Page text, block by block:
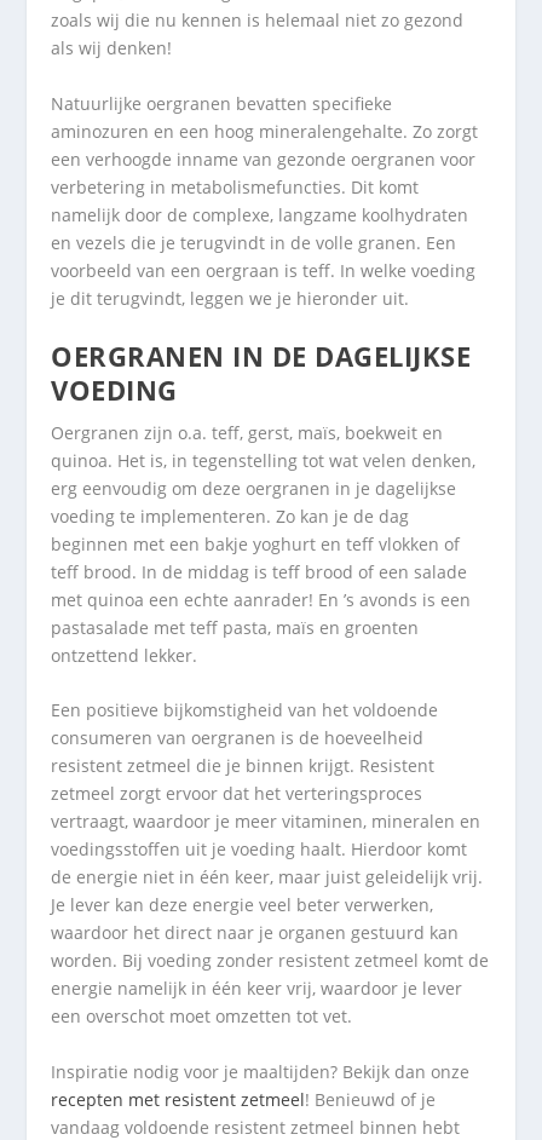
zoals wij die nu kennen is helemaal niet zo gezond
als wij denken!
Natuurlijke oergranen bevatten specifieke
aminozuren en een hoog mineralengehalte. Zo zorgt
een verhoogde inname van gezonde oergranen voor
verbetering in metabolismefuncties. Dit komt
namelijk door de complexe, langzame koolhydraten
en vezels die je terugvindt in de volle granen. Een
voorbeeld van een oergraan is teff. In welke voeding
je dit terugvindt, leggen we je hieronder uit.
OERGRANEN IN DE DAGELIJKSE
VOEDING
Oergranen zijn o.a. teff, gerst, maïs, boekweit en
quinoa. Het is, in tegenstelling tot wat velen denken,
erg eenvoudig om deze oergranen in je dagelijkse
voeding te implementeren. Zo kan je de dag
beginnen met een bakje yoghurt en teff vlokken of
teff brood. In de middag is teff brood of een salade
met quinoa een echte aanrader! En ’s avonds is een
pastasalade met teff pasta, maïs en groenten
ontzettend lekker.
Een positieve bijkomstigheid van het voldoende
consumeren van oergranen is de hoeveelheid
resistent zetmeel die je binnen krijgt. Resistent
zetmeel zorgt ervoor dat het verteringsproces
vertraagt, waardoor je meer vitaminen, mineralen en
voedingsstoffen uit je voeding haalt. Hierdoor komt
de energie niet in één keer, maar juist geleidelijk vrij.
Je lever kan deze energie veel beter verwerken,
waardoor het direct naar je organen gestuurd kan
worden. Bij voeding zonder resistent zetmeel komt de
energie namelijk in één keer vrij, waardoor je lever
een overschot moet omzetten tot vet.
Inspiratie nodig voor je maaltijden? Bekijk dan onze
recepten met resistent zetmeel! Benieuwd of je
vandaag voldoende resistent zetmeel binnen hebt